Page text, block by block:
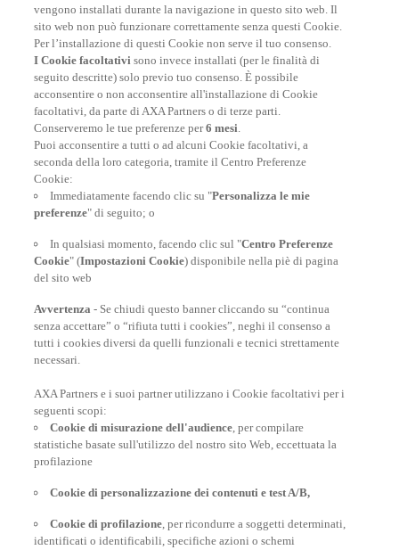
I nostri numeri
7.095
34
11.579
POLIZZE VIAGGIO
INFORMAZIONI UTILI
vengono installati durante la navigazione in questo sito web. Il
sito web non può funzionare correttamente senza questi Cookie.
Per l’installazione di questi Cookie non serve il tuo consenso.
I Cookie facoltativi sono invece installati (per le finalità di
seguito descritte) solo previo tuo consenso. È possibile
acconsentire o non acconsentire all'installazione di Cookie
facoltativi, da parte di AXA Partners o di terze parti.
Conserveremo le tue preferenze per6 mesi.
Puoi acconsentire a tutti o ad alcuni Cookie facoltativi, a
seconda della loro categoria, tramite il Centro Preferenze
Cookie:
Immediatamente facendo clic su "Personalizza le mie
preferenze" di seguito; o
In qualsiasi momento, facendo clic sul "Centro Preferenze
Cookie" (Impostazioni Cookie) disponibile nella piè di pagina
del sito web
Avvertenza - Se chiudi questo banner cliccando su “continua
senza accettare” o “rifiuta tutti i cookies”, neghi il consenso a
tutti i cookies diversi da quelli funzionali e tecnici strettamente
necessari.
AXA Partners e i suoi partner utilizzano i Cookie facoltativi per i
seguenti scopi:
Cookie di misurazione dell'audience, per compilare
statistiche basate sull'utilizzo del nostro sito Web, eccettuata la
profilazione
Cookie di personalizzazione dei contenuti e test A/B,
Cookie di profilazione, per ricondurre a soggetti determinati,
identificati o identificabili, specifiche azioni o schemi